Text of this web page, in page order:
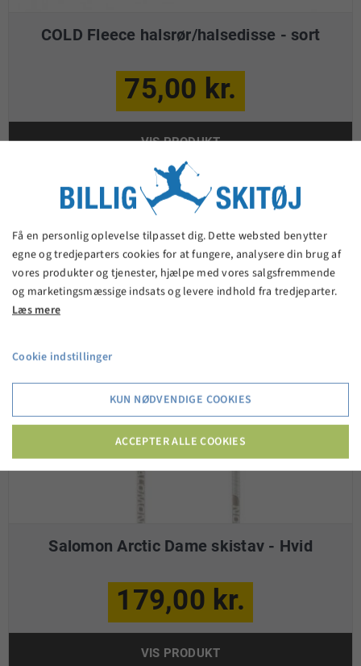
COLD Fleece halsrør/halsedisse - sort
75,00 kr.
VIS PRODUKT
Salomon Arctic Dame skistav - Hvid
179,00 kr.
VIS PRODUKT
Få en personlig oplevelse tilpasset dig. Dette websted benytter
egne og tredjeparters cookies for at fungere, analysere din brug af
vores produkter og tjenester, hjælpe med vores salgsfremmende
og marketingsmæssige indsats og levere indhold fra tredjeparter.
Læs mere
Cookie indstillinger
KUN NØDVENDIGE COOKIES
ACCEPTER ALLE COOKIES